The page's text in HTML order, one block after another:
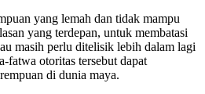
yang lemah dan tidak mampu
yang terdepan, untuk membatasi
masih perlu ditelisik lebih dalam lagi
fatwa otoritas tersebut dapat
di dunia maya.